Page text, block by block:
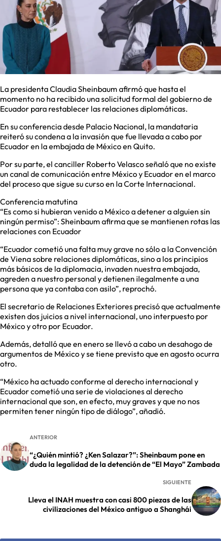
La presidenta Claudia Sheinbaum afirmó que hasta el
momento no ha recibido una solicitud formal del gobierno de
Ecuador para restablecer las relaciones diplomáticas.
En su conferencia desde Palacio Nacional, la mandataria
reiteró su condena a la invasión que fue llevada a cabo por
Ecuador en la embajada de México en Quito.
Por su parte, el canciller Roberto Velasco señaló que no existe
un canal de comunicación entre México y Ecuador en el marco
del proceso que sigue su curso en la Corte Internacional.
Conferencia matutina
“Es como si hubieran venido a México a detener a alguien sin
ningún permiso”: Sheinbaum afirma que se mantienen rotas las
relaciones con Ecuador
“Ecuador cometió una falta muy grave no sólo a la Convención
de Viena sobre relaciones diplomáticas, sino a los principios
más básicos de la diplomacia, invaden nuestra embajada,
agreden a nuestro personal y detienen ilegalmente a una
persona que ya contaba con asilo”, reprochó.
El secretario de Relaciones Exteriores precisó que actualmente
existen dos juicios a nivel internacional, uno interpuesto por
México y otro por Ecuador.
Además, detalló que en enero se llevó a cabo un desahogo de
argumentos de México y se tiene previsto que en agosto ocurra
otro.
“México ha actuado conforme al derecho internacional y
Ecuador cometió una serie de violaciones al derecho
internacional que son, en efecto, muy graves y que no nos
permiten tener ningún tipo de diálogo”, añadió.
ANTERIOR
“¿Quién mintió? ¿Ken Salazar?”: Sheinbaum pone en
duda la legalidad de la detención de “El Mayo” Zambada
SIGUIENTE
Lleva el INAH muestra con casi 800 piezas de las
civilizaciones del México antiguo a Shanghái